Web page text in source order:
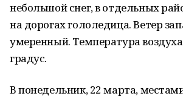
небольшой снег, в отдельных
на дорогах гололедица. Ветер
умеренный. Температура воздуха
градус.
В понедельник, 22 марта,